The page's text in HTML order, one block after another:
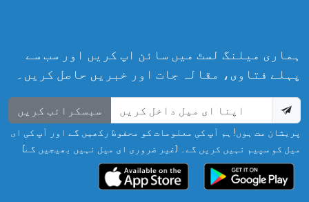
ہماری میلنگ لسٹ میں سائن اپ کریں اور سب سے
پہلے فتاوی، مقالہ جات اور خبریں حاصل کریں۔
سبسکرائب کریں
پریشان مت ہوں! ہم آپ کی معلومات کو محفوظ رکھیں گے اور آپ کی ای
میل کو سپیم نہیں کریں گے۔ (غیر ضروری ای میل نہیں بھیجیں گے)